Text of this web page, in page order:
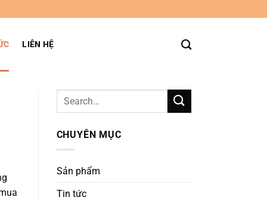
LIÊN HỆ
CHUYÊN MỤC
Sản phẩm
Tin tức